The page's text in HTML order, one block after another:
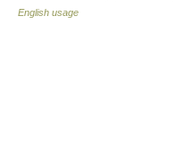
English usage